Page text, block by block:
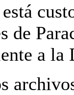
de
a la